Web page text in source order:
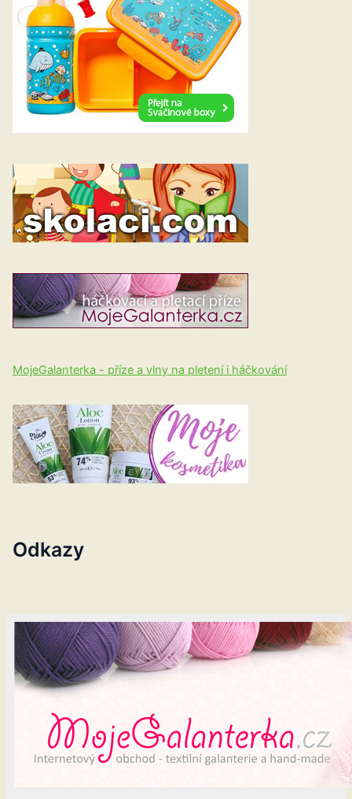
MojeGalanterka - příze a vlny na pletení i háčkování
Odkazy